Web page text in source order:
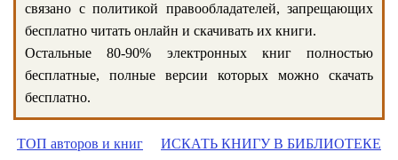
связано с политикой правообладателей, запрещающих
бесплатно читать онлайн и скачивать их книги.
Остальные 80-90% электронных книг полностью
бесплатные, полные версии которых можно скачать
бесплатно.
ТОП авторов и книг ИСКАТЬ КНИГУ В БИБЛИОТЕКЕ